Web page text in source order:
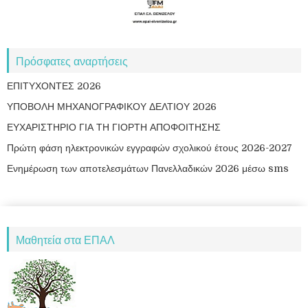
Πρόσφατες αναρτήσεις
ΕΠΙΤΥΧΟΝΤΕΣ 2026
ΥΠΟΒΟΛΗ ΜΗΧΑΝΟΓΡΑΦΙΚΟΥ ΔΕΛΤΙΟΥ 2026
ΕΥΧΑΡΙΣΤΗΡΙΟ ΓΙΑ ΤΗ ΓΙΟΡΤΗ ΑΠΟΦΟΙΤΗΣΗΣ
Πρώτη φάση ηλεκτρονικών εγγραφών σχολικού έτους 2026-2027
Ενημέρωση των αποτελεσμάτων Πανελλαδικών 2026 μέσω sms
Μαθητεία στα ΕΠΑΛ